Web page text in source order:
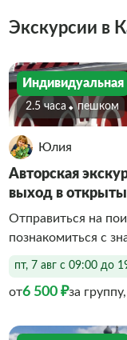
Экскурсии в
Индивидуальная
2.5 часа Пешком
Юлия
Авторская
выход в
Отправиться на
познакомиться с
пт, 7 авг с 09:00 до
от6 500 ₽за